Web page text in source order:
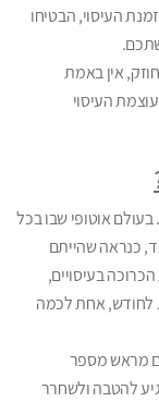
העיסוי, הבטיחו
אין באמת
העיסוי
אוטופי שבו בכל
כנראה שהייתם
בעיסויים,
לחודש, אחת לכמה
מראש מספר
להטבה ולשחרר